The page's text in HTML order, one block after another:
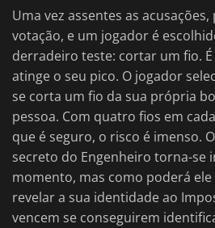
Uma vez assentes as
votação, e um jogador é
derradeiro teste: cortar um fio.
atinge o seu pico. O jogador
se corta um fio da sua própria
pessoa. Com quatro fios em
que é seguro, o risco é imenso.
secreto do Engenheiro torna-se
momento, mas como poderá
revelar a sua identidade ao
vencem se conseguirem